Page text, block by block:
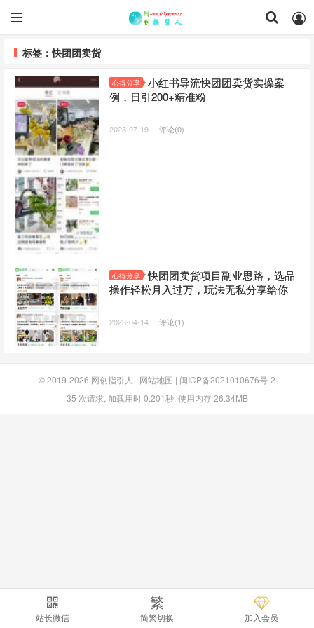
标签：快团团卖货
心得分享
小红书导流快团团卖货实操案
例，日引200+精准粉
2023-07-19 评论(0)
心得分享
快团团卖货项目副业思路，选品
操作轻松月入过万，玩法无私分享给你
2023-04-14 评论(1)
© 2019-2026 网创指引人 网站地图 | 闽ICP备2021010676号-2
35 次请求, 加载用时 0.201秒, 使用内存 26.34MB
站长微信
繁
简繁切换 加入会员